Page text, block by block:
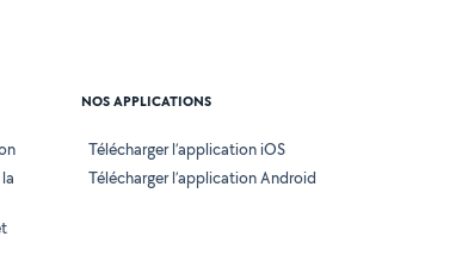
NOS APPLICATIONS
Télécharger l’application iOS
Télécharger l’application Android